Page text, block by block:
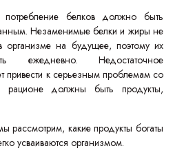
потребление белков должно быть
Незаменимые белки и жиры не
организме на будущее, поэтому их
ежедневно. Недостаточное
привести к серьезным проблемам со
рационе должны быть продукты,
какие продукты богаты
усваиваются организмом.